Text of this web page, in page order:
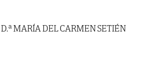
D.ª MARÍA DEL CARMEN SETIÉN